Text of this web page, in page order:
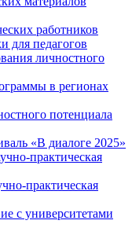
работников
для педагогов
личностного
в регионах
потенциала
«В диалоге 2025»
практическая
практическая
с университетами